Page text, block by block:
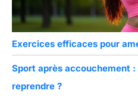
Exercices efficaces pour
Sport après accouchement
reprendre ?